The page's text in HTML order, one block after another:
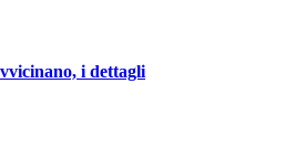
i dettagli